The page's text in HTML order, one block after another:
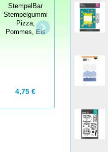
StempelBar
Stempelgummi
Pizza,
Pommes, Eis
4,75 €
StempelBar
Stempelgummi
Für ein
Fünkchen